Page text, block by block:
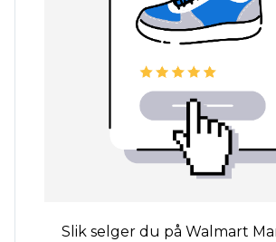
Slik selger du på Walmart